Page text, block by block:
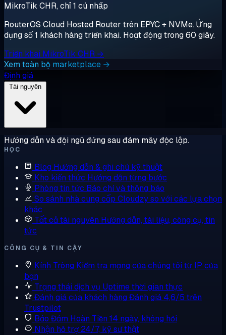
MikroTik CHR, chỉ 1 cú nhấp
RouterOS Cloud Hosted Router trên EPYC + NVMe. Ứng
dụng số 1 khách hàng triển khai. Hoạt động trong 60 giây.
Triển khai MikroTik CHR →
Xem toàn bộ marketplace →
Định giá
Hướng dẫn và đội ngũ đứng sau đám mây độc lập.
HỌC
Blog Hướng dẫn & ghi chú kỹ thuật
Kho kiến thức Hướng dẫn từng bước
Phòng tin tức Báo chí và thông báo
So sánh nhà cung cấp Cloudzy so với các lựa chọn
khác
Tất cả tài nguyên Hướng dẫn, tài liệu, công cụ, tin
tức
CÔNG CỤ & TIN CẬY
Kính Tròng Kiểm tra mạng của chúng tôi từ IP của
bạn
Trạng thái dịch vụ Uptime thời gian thực
Đánh giá của khách hàng Đánh giá 4,6/5 trên
Trustpilot
Bảo Đảm Hoàn Tiền 14 ngày, không hỏi
Nhận hỗ trợ 24/7, kỹ sư thật